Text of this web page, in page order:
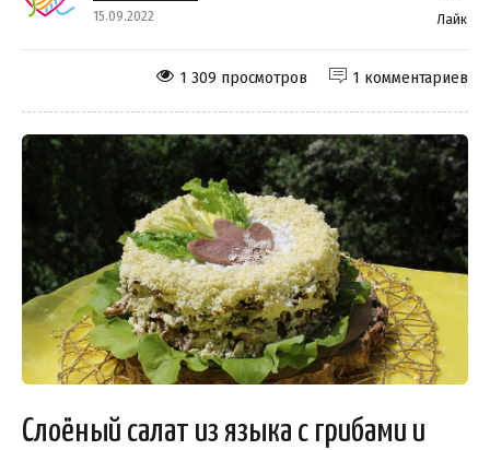
15.09.2022 Лайк
1 комментариев
1 309 просмотров
Слоёный салат из языка с грибами и